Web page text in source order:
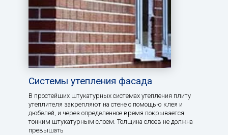
Системы утепления фасада
В простейших штукатурных системах утепления плиту
утеплителя закрепляют на стене с помощью клея и
дюбелей, и через определенное время покрывается
тонким штукатурным слоем. Толщина слоев не должна
превышать